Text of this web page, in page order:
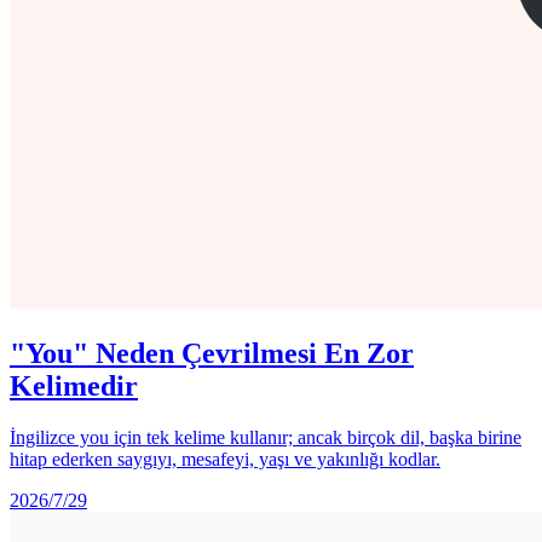
"You" Neden Çevrilmesi En Zor
Kelimedir
İngilizce you için tek kelime kullanır; ancak birçok dil, başka birine
hitap ederken saygıyı, mesafeyi, yaşı ve yakınlığı kodlar.
2026/7/29